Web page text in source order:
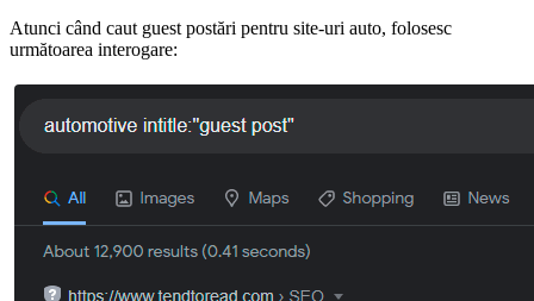
Atunci când caut guest postări pentru site-uri auto, folosesc
următoarea interogare: